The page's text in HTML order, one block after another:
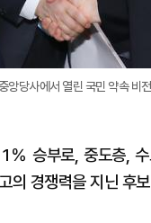
앙당사에서 열린 국민 약속 비
％ 승부로, 중도층,
의 경쟁력을 지닌 후